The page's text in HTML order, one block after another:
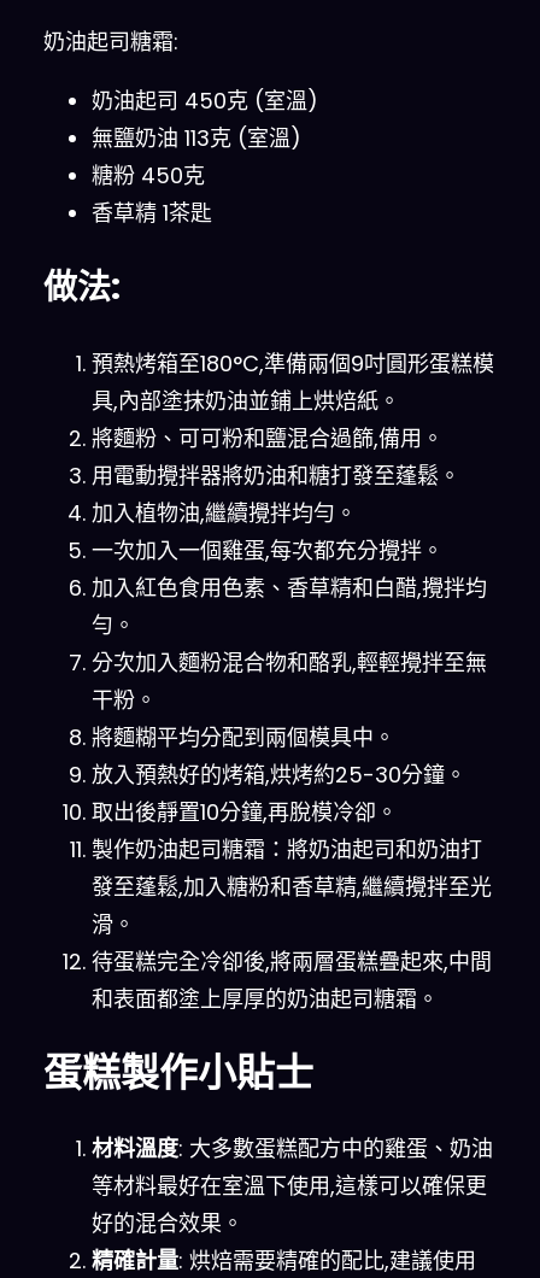
奶油起司糖霜:
奶油起司 450克 (室溫)
無鹽奶油 113克 (室溫)
糖粉 450克
香草精 1茶匙
做法:
預熱烤箱至180°C,準備兩個9吋圓形蛋糕模
具,內部塗抹奶油並鋪上烘焙紙。
將麵粉、可可粉和鹽混合過篩,備用。
用電動攪拌器將奶油和糖打發至蓬鬆。
加入植物油,繼續攪拌均勻。
一次加入一個雞蛋,每次都充分攪拌。
加入紅色食用色素、香草精和白醋,攪拌均
勻。
分次加入麵粉混合物和酪乳,輕輕攪拌至無
干粉。
將麵糊平均分配到兩個模具中。
放入預熱好的烤箱,烘烤約25-30分鐘。
取出後靜置10分鐘,再脫模冷卻。
製作奶油起司糖霜：將奶油起司和奶油打
發至蓬鬆,加入糖粉和香草精,繼續攪拌至光
滑。
待蛋糕完全冷卻後,將兩層蛋糕疊起來,中間
和表面都塗上厚厚的奶油起司糖霜。
蛋糕製作小貼士
材料溫度: 大多數蛋糕配方中的雞蛋、奶油
等材料最好在室溫下使用,這樣可以確保更
好的混合效果。
精確計量: 烘焙需要精確的配比,建議使用